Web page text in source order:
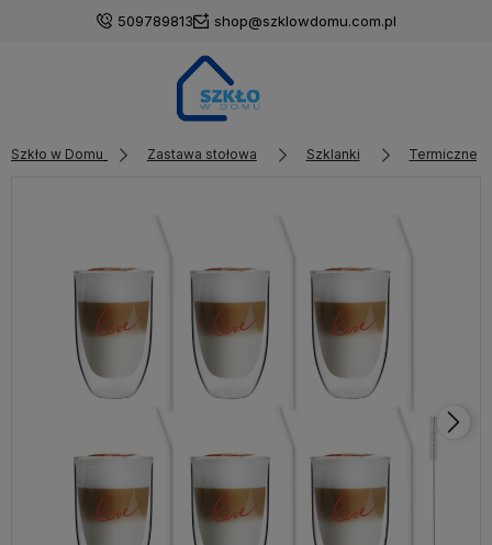
509789813 shop@szklowdomu.com.pl
Szkło w Domu Zastawa stołowa Szklanki Termiczne